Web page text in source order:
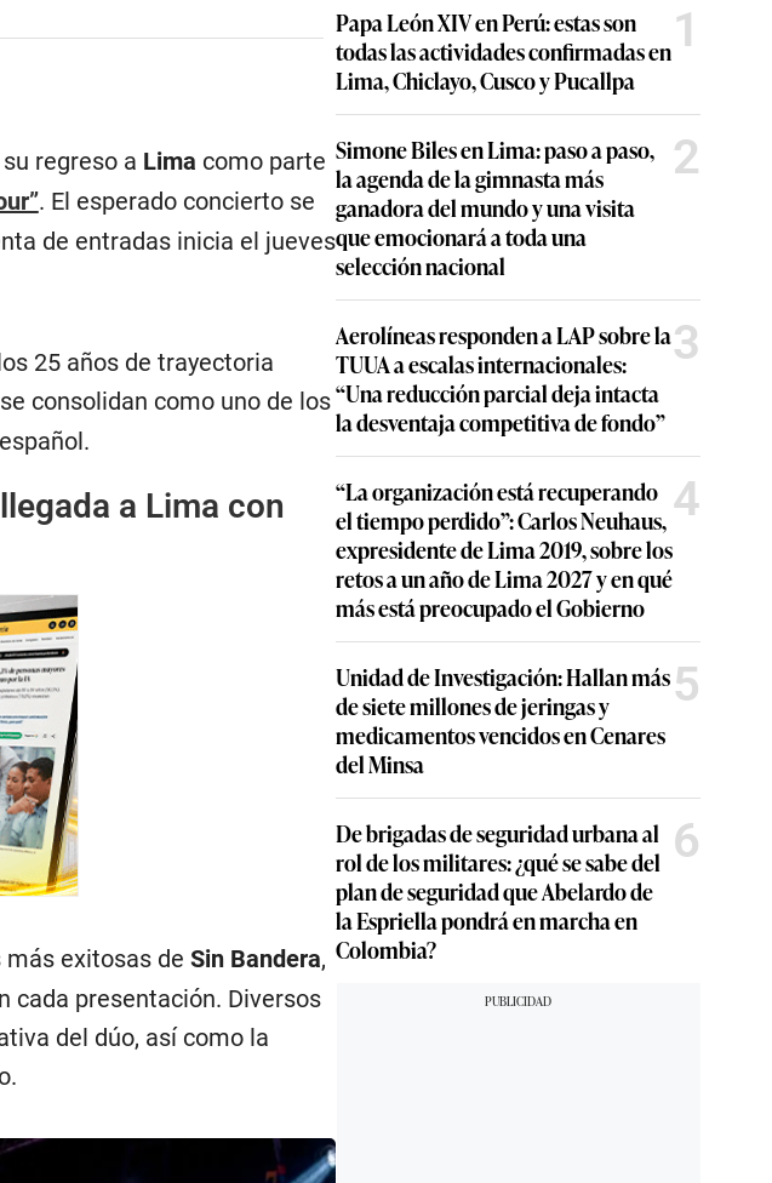
regreso a Lima como parte
. El esperado concierto se
de entradas inicia el jueves
25 años de trayectoria
consolidan como uno de los
a Lima con
exitosas de Sin Bandera,
cada presentación. Diversos
del dúo, así como la
Papa León XIV en Perú: estas son
todas las actividades confirmadas en
Lima, Chiclayo, Cusco y Pucallpa
1
Simone Biles en Lima: paso a paso,
la agenda de la gimnasta más
ganadora del mundo y una visita
que emocionará a toda una
selección nacional
2
Aerolíneas responden a LAP sobre la
TUUA a escalas internacionales:
“Una reducción parcial deja intacta
la desventaja competitiva de fondo”
3
“La organización está recuperando
el tiempo perdido”: Carlos Neuhaus,
expresidente de Lima 2019, sobre los
retos a un año de Lima 2027 y en qué
más está preocupado el Gobierno
4
Unidad de Investigación: Hallan más
de siete millones de jeringas y
medicamentos vencidos en Cenares
del Minsa
5
De brigadas de seguridad urbana al
rol de los militares: ¿qué se sabe del
plan de seguridad que Abelardo de
la Espriella pondrá en marcha en
Colombia?
6